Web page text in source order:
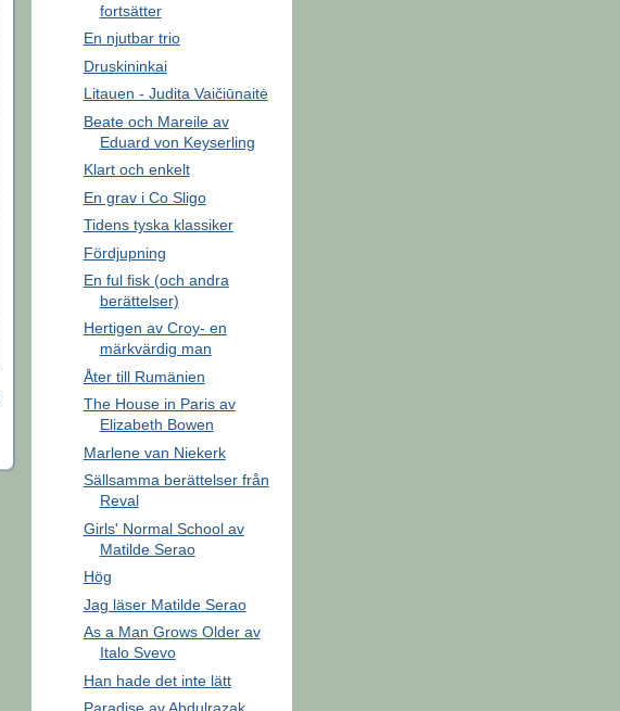
fortsätter
En njutbar trio
Druskininkai
Litauen - Judita Vaičiūnaitė
Beate och Mareile av
Eduard von Keyserling
Klart och enkelt
En grav i Co Sligo
Tidens tyska klassiker
Fördjupning
En ful fisk (och andra
berättelser)
Hertigen av Croy- en
märkvärdig man
Åter till Rumänien
The House in Paris av
Elizabeth Bowen
Marlene van Niekerk
Sällsamma berättelser från
Reval
Girls' Normal School av
Matilde Serao
Hög
Jag läser Matilde Serao
As a Man Grows Older av
Italo Svevo
Han hade det inte lätt